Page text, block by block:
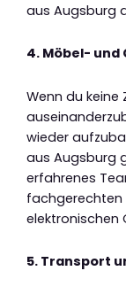
aus Augsburg
4. Möbel-
Wenn du keine
wieder
aus Augsburg
erfahrenes
fachgerechten
elektronischen
5. Transport